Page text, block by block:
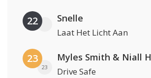
22 Snelle
Laat Het Licht Aan
23
23
Myles Smith & Niall
Drive Safe